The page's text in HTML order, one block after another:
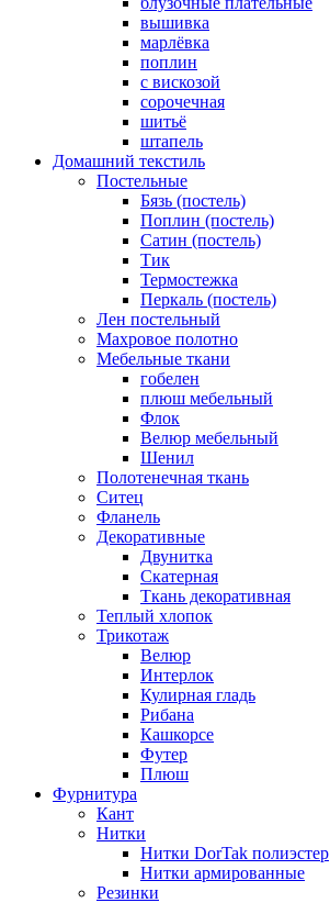
вышивка
марлёвка
поплин
с вискозой
сорочечная
шитьё
штапель
Домашний текстиль
Постельные
Бязь (постель)
Поплин (постель)
Сатин (постель)
Тик
Термостежка
Перкаль (постель)
Лен постельный
Махровое полотно
Мебельные ткани
гобелен
плюш мебельный
Флок
Велюр мебельный
Шенил
Полотенечная ткань
Ситец
Фланель
Декоративные
Двунитка
Скатерная
Ткань декоративная
Теплый хлопок
Трикотаж
Велюр
Интерлок
Кулирная гладь
Рибана
Кашкорсе
Футер
Плюш
Фурнитура
Кант
Нитки
Нитки DorTak полиэстер
Нитки армированные
Резинки